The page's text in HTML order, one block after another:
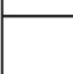
links